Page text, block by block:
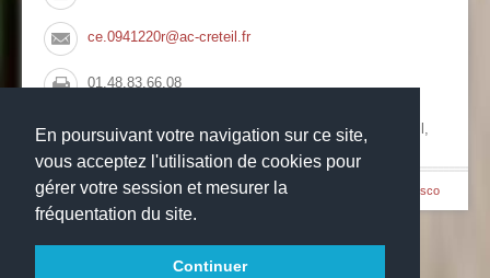
En poursuivant votre navigation sur ce site,
vous acceptez l'utilisation de cookies pour
gérer votre session et mesurer la
fréquentation du site.
Continuer
ce.0941220r@ac-creteil.fr
01.48.83.66.08
Collège François Rabelais, 10 Rue du Pont de Créteil,
94100 Saint Maur des Fossés
© Copyright 2014Collège François Rabelais- Websco